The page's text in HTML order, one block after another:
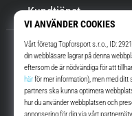
I mer än 16 år vi har vi
Kundtjänst